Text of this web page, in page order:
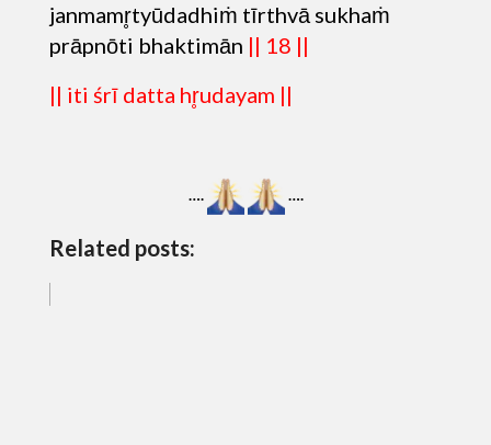
janmamr̥tyūdadhiṁ tīrthvā sukhaṁ
prāpnōti bhaktimān || 18 ||
|| iti śrī datta hr̥udayam ||
…. ….
Related posts: